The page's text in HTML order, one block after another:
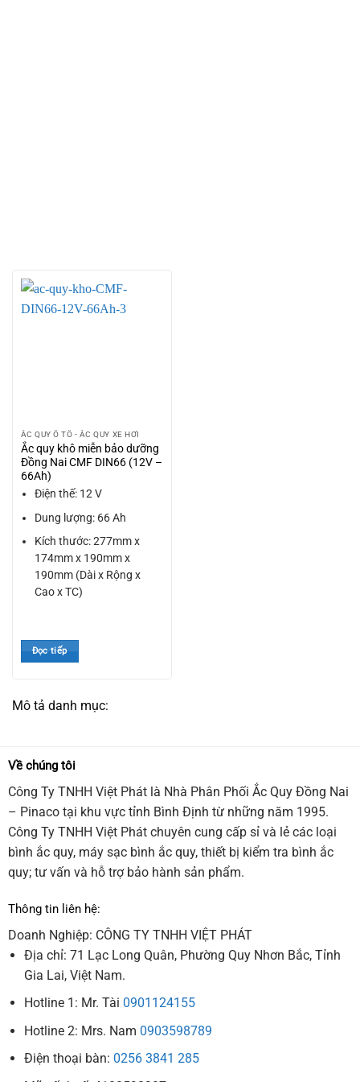
ẮC QUY Ô TÔ - ẮC QUY XE HƠI
Ắc quy khô miễn bảo dưỡng
Đồng Nai CMF DIN66 (12V –
66Ah)
Điện thế: 12 V
Dung lượng: 66 Ah
Kích thước: 277mm x
174mm x 190mm x
190mm (Dài x Rộng x
Cao x TC)
Đọc tiếp
Mô tả danh mục:
Về chúng tôi
Công Ty TNHH Việt Phát là Nhà Phân Phối Ắc Quy Đồng Nai
– Pinaco tại khu vực tỉnh Bình Định từ những năm 1995.
Công Ty TNHH Việt Phát chuyên cung cấp sỉ và lẻ các loại
bình ắc quy, máy sạc bình ắc quy, thiết bị kiểm tra bình ắc
quy; tư vấn và hỗ trợ bảo hành sản phẩm.
Thông tin liên hệ:
Doanh Nghiệp: CÔNG TY TNHH VIỆT PHÁT
Địa chỉ: 71 Lạc Long Quân, Phường Quy Nhơn Bắc, Tỉnh
Gia Lai, Việt Nam.
Hotline 1: Mr. Tài 0901124155
Hotline 2: Mrs. Nam 0903598789
Điện thoại bàn: 0256 3841 285